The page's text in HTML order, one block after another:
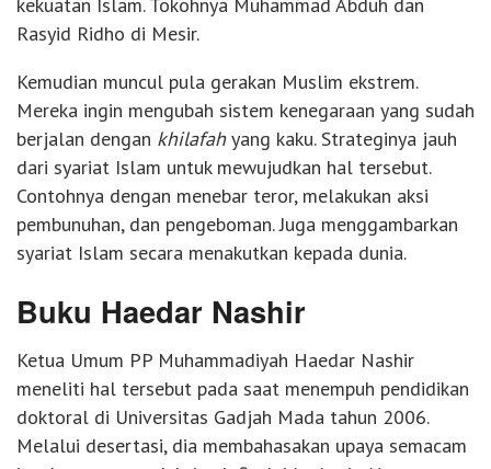
Rasyid Ridho di Mesir.
Kemudian muncul pula gerakan Muslim ekstrem.
Mereka ingin mengubah sistem kenegaraan yang sudah
berjalan dengan khilafahyang kaku. Strateginya jauh
dari syariat Islam untuk mewujudkan hal tersebut.
Contohnya dengan menebar teror, melakukan aksi
pembunuhan, dan pengeboman. Juga menggambarkan
syariat Islam secara menakutkan kepada dunia.
Buku Haedar Nashir
Ketua Umum PP Muhammadiyah Haedar Nashir
meneliti hal tersebut pada saat menempuh pendidikan
doktoral di Universitas Gadjah Mada tahun 2006.
Melalui desertasi, dia membahasakan upaya semacam